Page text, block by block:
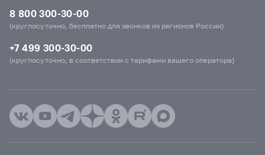
8 800 300-30-00
(круглосуточно, бесплатно для звонков из регионов России)
+7 499 300-30-00
(круглосуточно, в соответствии с тарифами вашего оператора)